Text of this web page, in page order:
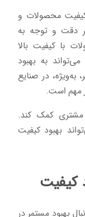
محصولات و
دقت و توجه به
با کیفیت بالا
به بهبود
به‌ویژه، در صنایع
مهم است.
مشتری کمک کند.
بهبود کیفیت
کیفیت
بهبود مستمر در